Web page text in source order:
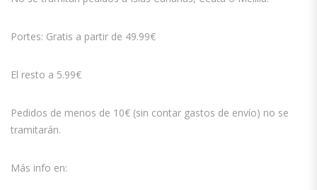
Portes: Gratis a partir de 49.99€
El resto a 5.99€
Pedidos de menos de 10€ (sin contar gastos de envío) no se
tramitarán.
Más info en: